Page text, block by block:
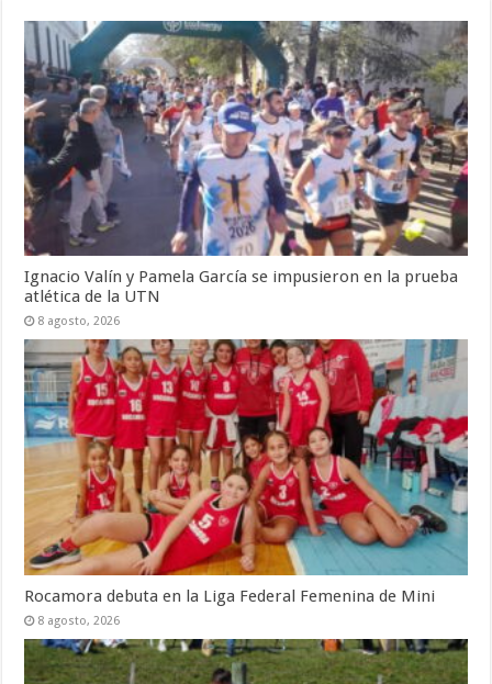
Ignacio Valín y Pamela García se impusieron en la prueba
atlética de la UTN
8 agosto, 2026
Rocamora debuta en la Liga Federal Femenina de Mini
8 agosto, 2026